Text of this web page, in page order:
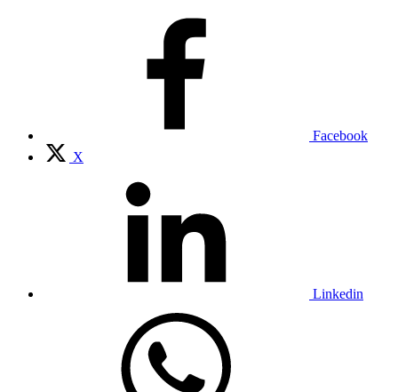
Facebook
X
Linkedin